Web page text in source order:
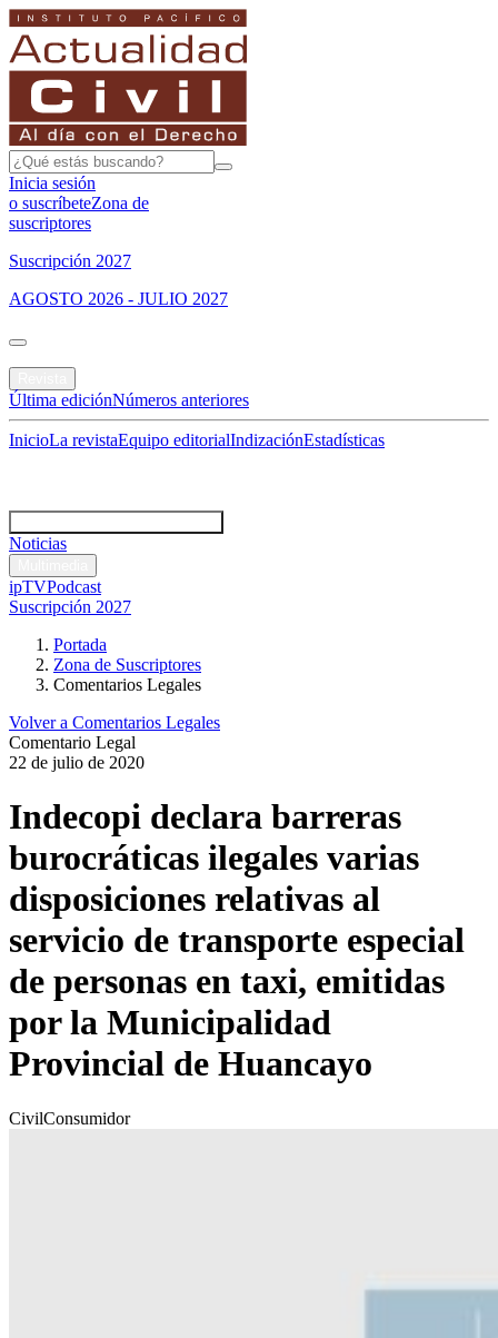
Inicia sesión
o suscríbeteZona de
suscriptores
Suscripción 2027
AGOSTO 2026 - JULIO 2027
Última ediciónNúmeros anteriores
InicioLa revistaEquipo editorialIndizaciónEstadísticas
Noticias
ipTVPodcast
Suscripción 2027
Portada
Zona de Suscriptores
Comentarios Legales
Volver a Comentarios Legales
Comentario Legal
22 de julio de 2020
Indecopi declara barreras
burocráticas ilegales varias
disposiciones relativas al
servicio de transporte especial
de personas en taxi, emitidas
por la Municipalidad
Provincial de Huancayo
CivilConsumidor